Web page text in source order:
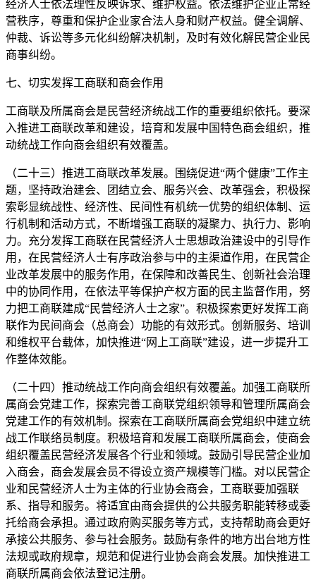
经济人士依法理性反映诉求、维护权益。依法维护企业正常经
营秩序，尊重和保护企业家合法人身和财产权益。健全调解、
仲裁、诉讼等多元化纠纷解决机制，及时有效化解民营企业民
商事纠纷。
七、切实发挥工商联和商会作用
工商联及所属商会是民营经济统战工作的重要组织依托。要深
入推进工商联改革和建设，培育和发展中国特色商会组织，推
动统战工作向商会组织有效覆盖。
（二十三）推进工商联改革发展。围绕促进“两个健康”工作主
题，坚持政治建会、团结立会、服务兴会、改革强会，积极探
索彰显统战性、经济性、民间性有机统一优势的组织体制、运
行机制和活动方式，不断增强工商联的凝聚力、执行力、影响
力。充分发挥工商联在民营经济人士思想政治建设中的引导作
用，在民营经济人士有序政治参与中的主渠道作用，在民营企
业改革发展中的服务作用，在保障和改善民生、创新社会治理
中的协同作用，在依法平等保护产权方面的民主监督作用，努
力把工商联建成“民营经济人士之家”。积极探索更好发挥工商
联作为民间商会（总商会）功能的有效形式。创新服务、培训
和维权平台载体，加快推进“网上工商联”建设，进一步提升工
作整体效能。
（二十四）推动统战工作向商会组织有效覆盖。加强工商联所
属商会党建工作，探索完善工商联党组织领导和管理所属商会
党建工作的有效机制。探索在工商联所属商会党组织中建立统
战工作联络员制度。积极培育和发展工商联所属商会，使商会
组织覆盖民营经济发展各个行业和领域。鼓励引导民营企业加
入商会，商会发展会员不得设立资产规模等门槛。对以民营企
业和民营经济人士为主体的行业协会商会，工商联要加强联
系、指导和服务。将适宜由商会提供的公共服务职能转移或委
托给商会承担。通过政府购买服务等方式，支持帮助商会更好
承接公共服务、参与社会服务。鼓励有条件的地方出台地方性
法规或政府规章，规范和促进行业协会商会发展。加快推进工
商联所属商会依法登记注册。